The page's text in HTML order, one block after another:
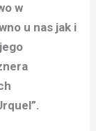
w
u nas jak i